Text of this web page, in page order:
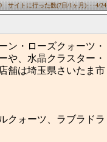
サイトに行った数(7日/1ヶ月)･･･4/24
ン・ローズクォーツ・
や、水晶クラスター・
舗は埼玉県さいたま市
クォーツ、ラブラドラ